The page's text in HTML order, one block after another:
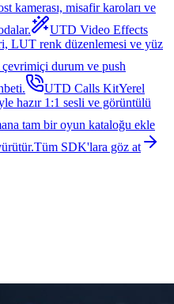
kamerası, misafir karoları ve
UTD Video Effects
LUT renk düzenlemesi ve yüz
durum ve push
UTD Calls KitYerel
hazır 1:1 sesli ve görüntülü
tam bir oyun kataloğu ekle
Tüm SDK'lara göz at